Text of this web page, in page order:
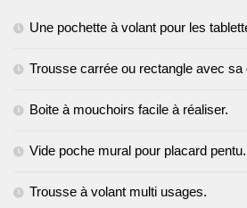
Une pochette à volant pour les
Trousse carrée ou rectangle avec sa
Boite à mouchoirs facile à réaliser.
Vide poche mural pour placard pentu.
Trousse à volant multi usages.